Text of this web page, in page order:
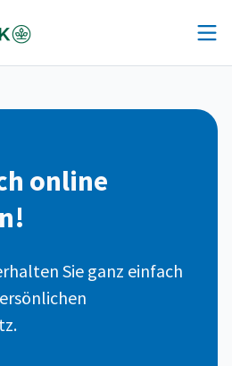
online
Sie ganz einfach